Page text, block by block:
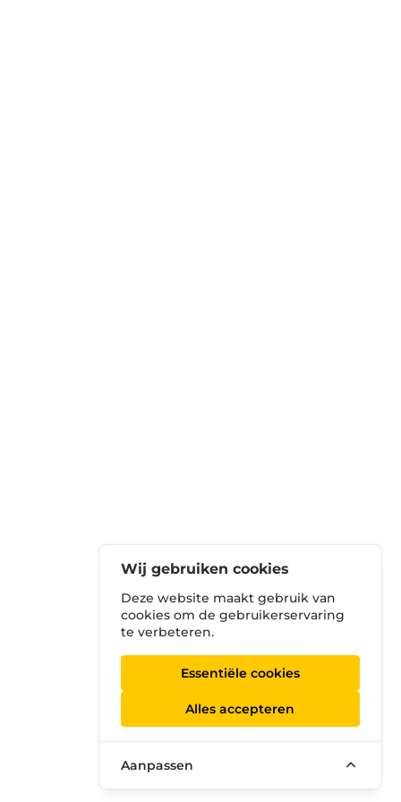
Wij gebruiken cookies
Deze website maakt gebruik van
cookies om de gebruikerservaring
te verbeteren.
Essentiële cookies
Alles accepteren
Aanpassen